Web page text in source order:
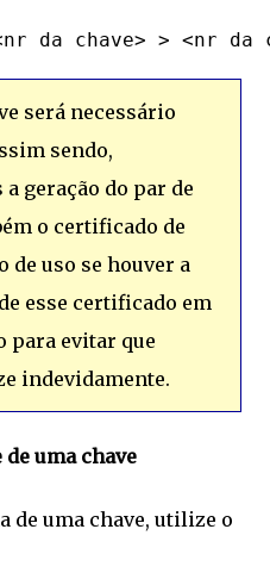
será necessário
sendo,
geração do par de
o certificado de
de uso se houver a
esse certificado em
para evitar que
indevidamente.
uma chave
de uma chave, utilize o